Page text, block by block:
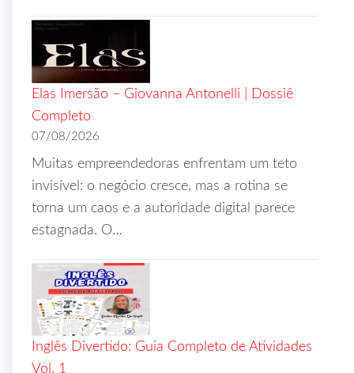
Elas Imersão – Giovanna Antonelli | Dossiê
Completo
07/08/2026
Muitas empreendedoras enfrentam um teto
invisível: o negócio cresce, mas a rotina se
torna um caos e a autoridade digital parece
estagnada. O…
Inglês Divertido: Guia Completo de Atividades
Vol. 1